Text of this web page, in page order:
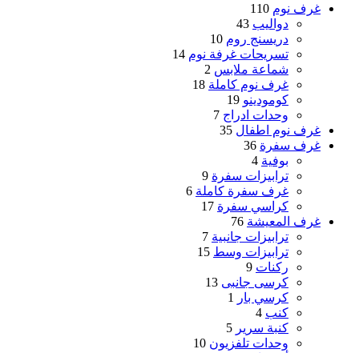
غرف نوم 110
دواليب 43
دريسنج روم 10
تسريحات غرفة نوم 14
شماعة ملابس 2
غرف نوم كاملة 18
كومودينو 19
وحدات ادراج 7
غرف نوم اطفال 35
غرف سفرة 36
بوفية 4
ترابيزات سفرة 9
غرف سفرة كاملة 6
كراسي سفرة 17
غرف المعيشة 76
ترابيزات جانبية 7
ترابيزات وسط 15
ركنات 9
كرسى جانبى 13
كرسي بار
1
كنب 4
كنبة سرير 5
وحدات تلفزيون 10